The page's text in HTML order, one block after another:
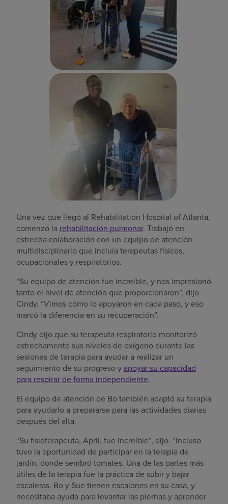
Una vez que llegó al Rehabilitation Hospital of Atlanta,
comenzó la rehabilitación pulmonar. Trabajó en
estrecha colaboración con un equipo de atención
multidisciplinario que incluía terapeutas físicos,
ocupacionales y respiratorios.
“Su equipo de atención fue increíble, y nos impresionó
tanto el nivel de atención que proporcionaron”, dijo
Cindy. “Vimos cómo lo apoyaron en cada paso, y eso
marcó la diferencia en su recuperación”.
Cindy dijo que su terapeuta respiratorio monitorizó
estrechamente sus niveles de oxígeno durante las
sesiones de terapia para ayudar a realizar un
seguimiento de su progreso y apoyar su capacidad
para respirar de forma independiente.
El equipo de atención de Bo también adaptó su terapia
para ayudarlo a prepararse para las actividades diarias
después del alta.
“Su fisioterapeuta, April, fue increíble”, dijo. “Incluso
tuvo la oportunidad de participar en la terapia de
jardín, donde sembró tomates. Una de las partes más
útiles de la terapia fue la práctica de subir y bajar
escaleras. Bo y Sue tienen escalones en su casa, y
necesitaba ayuda para levantar las piernas y aprender